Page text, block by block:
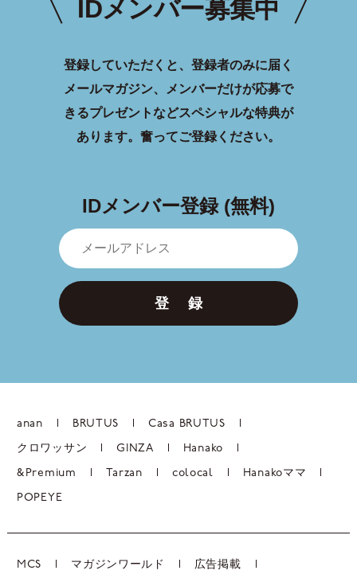
IDメンバー募集中
登録していただくと、登録者のみに届く
メールマガジン、メンバーだけが応募で
きるプレゼントなどスペシャルな特典が
あります。 奮ってご登録ください。
IDメンバー登録 (無料)
登 録
anan BRUTUS Casa BRUTUS
クロワッサン GINZA Hanako
&Premium Tarzan colocal Hanakoママ
POPEYE
MCS マガジンワールド 広告掲載